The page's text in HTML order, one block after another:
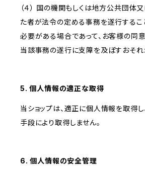
（４） 国の機関もしくは地方公共団体
た者が法令の定める事務を遂行するこ
必要がある場合であって、お客様の同
当該事務の遂行に支障を及ぼすおそれ
5. 個人情報の適正な取得
当ショップは、適正に個人情報を取得
手段により取得しません。
6. 個人情報の安全管理